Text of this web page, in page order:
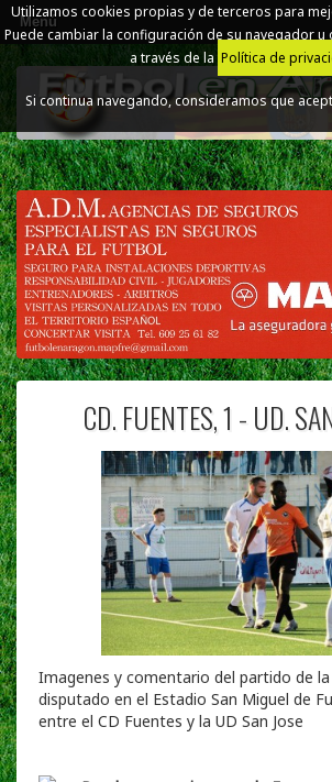
Utilizamos cookies propias y de terceros para
Puede cambiar la configuración de su navegador
a través de la Política de
Si continua navegando, consideramos que
Menú
CD. FUENTES, 1 - UD.
Imagenes y comentario del partido de
disputado en el Estadio San Miguel de
entre el CD Fuentes y la UD San Jose